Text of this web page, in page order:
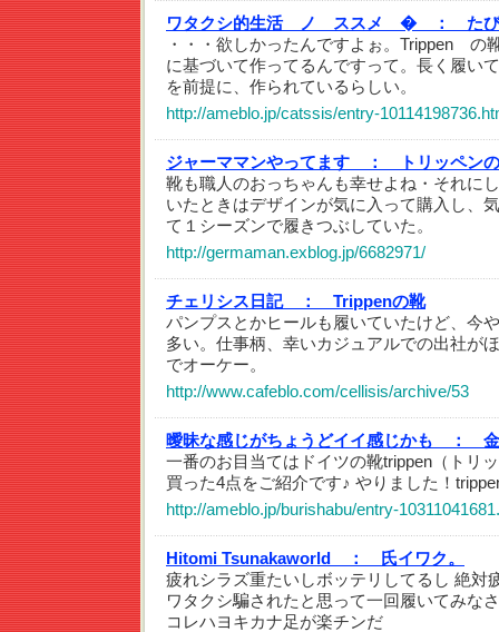
ワタクシ的生活 ノ ススメ � ：
たび
・・・欲しかったんですよぉ。Trippen の
に基づいて作ってるんですって。長く履い
を前提に、作られているらしい。
http://ameblo.jp/catssis/entry-
ジャーママンやってます ：
トリッペン
靴も職人のおっちゃんも幸せよね・それに
いたときはデザインが気に入って購入し、
て１シーズンで履きつぶしていた。
http://germaman.exblog.jp/6682971/
チェリシス日記 ：
Trippenの靴
パンプスとかヒールも履いていたけど、今
多い。仕事柄、幸いカジュアルでの出社が
でオーケー。
http://www.cafeblo.com/cellisis/archive/53
曖昧な感じがちょうどイイ感じかも ：
一番のお目当てはドイツの靴trippen（トリ
買った4点をご紹介です♪ やりました！
http://ameblo.jp/burishabu/entry-
Hitomi Tsunakaworld ：
氏イワク。
疲れシラズ重たいしボッテリしてるし 絶対
ワタクシ騙されたと思って一回履いてみな
コレハヨキカナ足が楽チンだ